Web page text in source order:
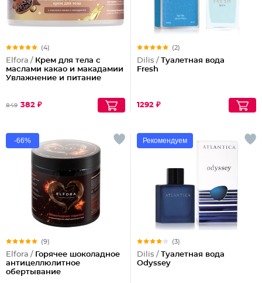
(4)
Elfora / Крем для тела с
маслами какао и макадамии
Увлажнение и питание
849 382 ₽
(2)
Dilis / Туалетная вода
Fresh
1292 ₽
-66%
(9)
Elfora / Горячее шоколадное
антицеллюлитное
обертывание
Рекомендуем
(3)
Dilis / Туалетная вода
Odyssey